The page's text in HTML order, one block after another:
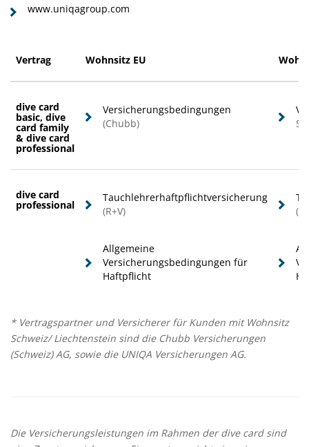
www.uniqagroup.com
Vertrag Wohnsitz EU
dive card
basic, dive
card family
& dive card
professional
Versicherungsbedingungen
(Chubb)
dive card
professional
Tauchlehrerhaftpflichtversicherung
(R+V)
Allgemeine
Versicherungsbedingungen für
Haftpflicht
* Vertragspartner und Versicherer für Kunden mit Wohnsitz
Schweiz/ Liechtenstein sind die Chubb Versicherungen
(Schweiz) AG, sowie die UNIQA Versicherungen AG.
Die Versicherungsleistungen im Rahmen der dive card sind